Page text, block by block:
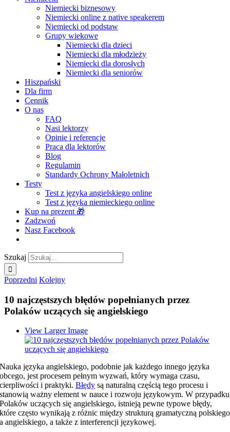
Niemiecki biznesowy
Niemiecki online z native speakerem
Niemiecki od podstaw
Grupy wiekowe
Niemiecki dla dzieci
Niemiecki dla młodzieży
Niemiecki dla dorosłych
Niemiecki dla seniorów
Hiszpański
Dla firm
Cennik
O nas
FAQ
Nasi lektorzy
Opinie i referencje
Praca dla lektorów
Blog
Regulamin
Standardy Ochrony Małoletnich
Testy
Test z języka angielskiego online
Test z języka niemieckiego online
Kup na prezent 🎁
Zadzwoń
Nasz Facebook
Szukaj
Poprzedni Kolejny
10 najczęstszych błędów popełnianych przez
Polaków uczących się angielskiego
View Larger Image
Nauka języka angielskiego, podobnie jak każdego innego języka
obcego, jest procesem pełnym wyzwań, który wymaga czasu,
cierpliwości i praktyki.Błędy są naturalną częścią tego procesu i
stanowią ważny element w nauce i rozwoju językowym. W przypadku
Polaków uczących się angielskiego, istnieją pewne typowe błędy,
które często wynikają z różnic między strukturą gramatyczną polskiego
a angielskiego, a także z interferencji językowej.